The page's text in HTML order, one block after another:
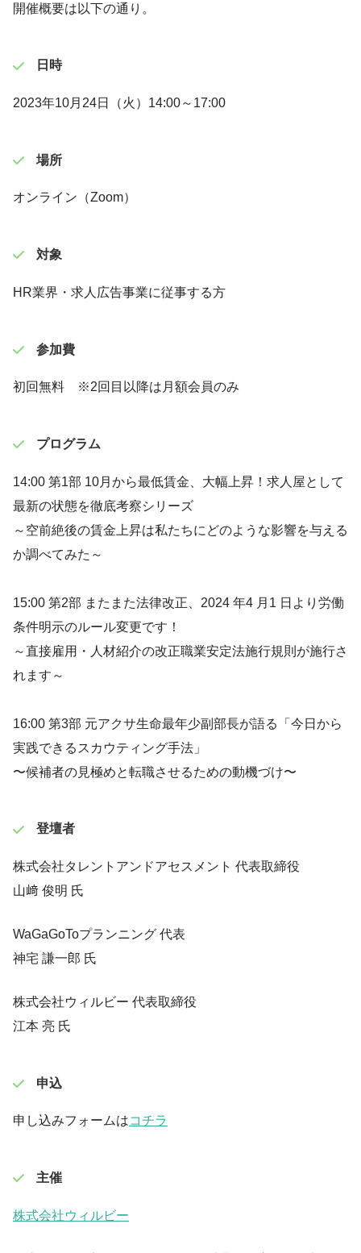
開催概要は以下の通り。
日時
2023年10月24日（火）14:00～17:00
場所
オンライン（Zoom）
対象
HR業界・求人広告事業に従事する方
参加費
初回無料 ※2回目以降は月額会員のみ
プログラム
14:00 第1部 10月から最低賃金、大幅上昇！求人屋として
最新の状態を徹底考察シリーズ
～空前絶後の賃金上昇は私たちにどのような影響を与える
か調べてみた～
15:00 第2部 またまた法律改正、2024 年4 月1 日より労働
条件明示のルール変更です！
～直接雇用・人材紹介の改正職業安定法施行規則が施行さ
れます～
16:00 第3部 元アクサ生命最年少副部長が語る「今日から
実践できるスカウティング手法」
〜候補者の見極めと転職させるための動機づけ〜
登壇者
株式会社タレントアンドアセスメント 代表取締役
山﨑 俊明 氏
WaGaGoToプランニング 代表
神宅 謙一郎 氏
株式会社ウィルビー 代表取締役
江本 亮 氏
申込
申し込みフォームはコチラ
主催
株式会社ウィルビー